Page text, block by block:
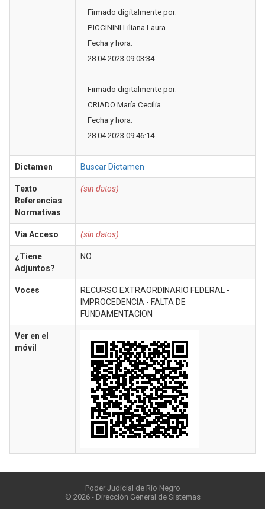
Firmado digitalmente por:
PICCININI Liliana Laura
Fecha y hora:
28.04.2023 09:03:34
Firmado digitalmente por:
CRIADO María Cecilia
Fecha y hora:
28.04.2023 09:46:14
Dictamen Buscar Dictamen
Texto
Referencias
Normativas
(sin datos)
Vía Acceso (sin datos)
¿Tiene
Adjuntos?
NO
Voces
RECURSO EXTRAORDINARIO FEDERAL -
IMPROCEDENCIA - FALTA DE
FUNDAMENTACION
Ver en el
móvil